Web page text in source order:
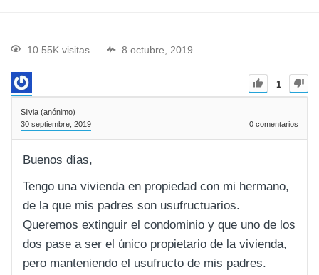
10.55K visitas 8 octubre, 2019
1
Silvia (anónimo)
30 septiembre, 2019
0 comentarios
Buenos días,
Tengo una vivienda en propiedad con mi hermano,
de la que mis padres son usufructuarios.
Queremos extinguir el condominio y que uno de los
dos pase a ser el único propietario de la vivienda,
pero manteniendo el usufructo de mis padres.